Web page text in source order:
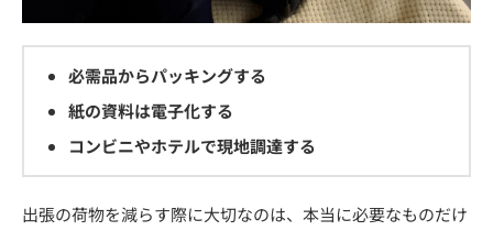
必需品からパッキングする
紙の資料は電子化する
コンビニやホテルで現地調達する
出張の荷物を減らす際に大切なのは、本当に必要なものだけ